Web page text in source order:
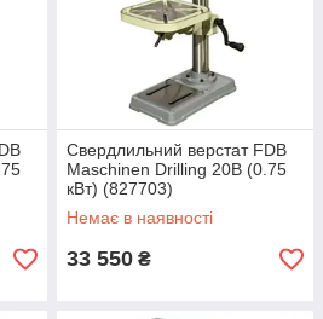
Свердлильний верстат FDB
Maschinen Drilling 20B (0.75
кВт) (827703)
Немає в наявності
33 550 ₴